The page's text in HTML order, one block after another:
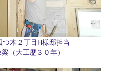
つ木２丁目H様邸担当
（大工歴３０年）